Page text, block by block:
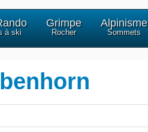
à ski
Grimpe
Rocher
Alpinisme
Sommets